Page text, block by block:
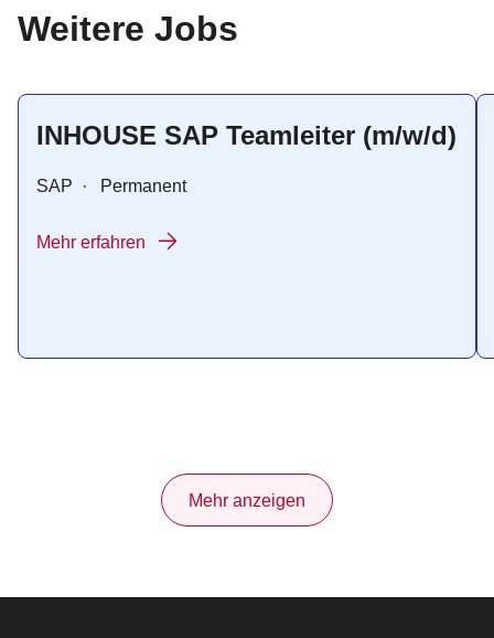
:
Weitere Jobs
INHOUSE SAP Teamleiter (m/w/d)
SAP · Permanent
Mehr erfahren
Mehr anzeigen